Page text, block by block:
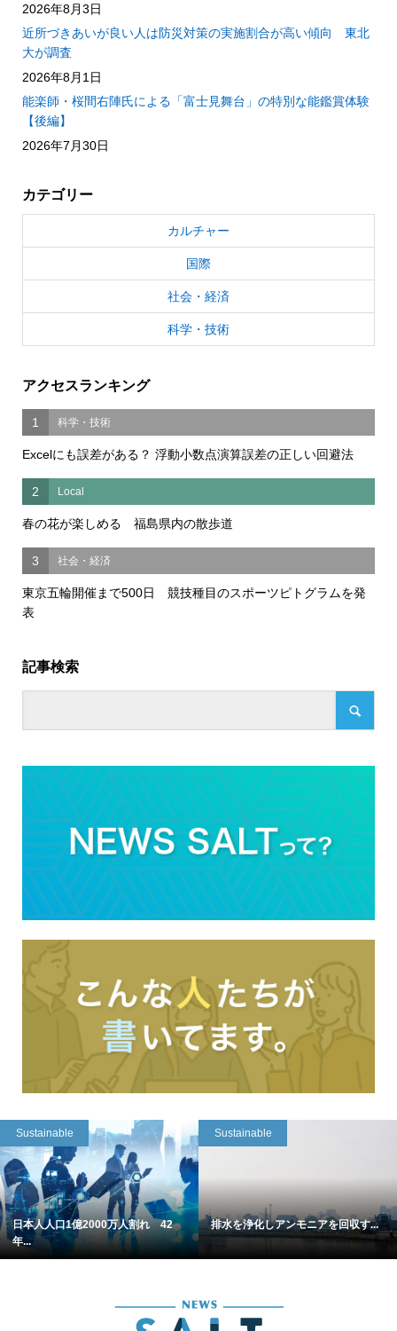
2026年8月3日
近所づきあいが良い人は防災対策の実施割合が高い傾向 東北
大が調査
2026年8月1日
能楽師・桜間右陣氏による「富士見舞台」の特別な能鑑賞体験
【後編】
2026年7月30日
カテゴリー
カルチャー
国際
社会・経済
科学・技術
アクセスランキング
1 科学・技術
Excelにも誤差がある？ 浮動小数点演算誤差の正しい回避法
2 Local
春の花が楽しめる 福島県内の散歩道
3 社会・経済
東京五輪開催まで500日 競技種目のスポーツピトグラムを発
表
記事検索
Sustainable
日本人人口1億2000万人割れ 42
年...
Sustainable
排水を浄化しアンモニアを回収す...